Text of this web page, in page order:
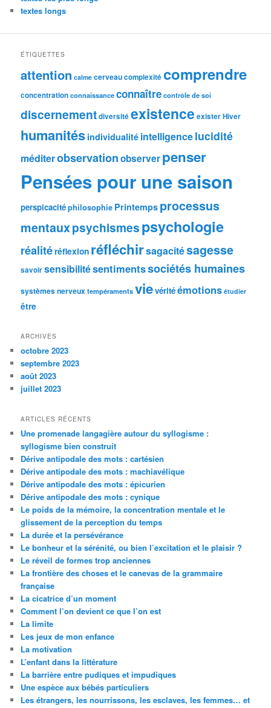
textes longs
ÉTIQUETTES
attention calme cerveaucomplexité comprendre
concentrationconnaissanceconnaîtrecontrôle de soi
discernementdiversité existence existerHiver
humanités individualité intelligencelucidité
méditerobservationobserverpenser
Pensées pour une saison
perspicacitéphilosophie Printemps processus
mentauxpsychismespsychologie
réalitéréflexion réfléchirsagacitésagesse
savoirsensibilitésentimentssociétés humaines
systèmes nerveuxtempéramentsvievéritéémotions étudier
être
ARCHIVES
octobre 2023
septembre 2023
août 2023
juillet 2023
ARTICLES RÉCENTS
Une promenade langagière autour du syllogisme :
syllogisme bien construit
Dérive antipodale des mots : cartésien
Dérive antipodale des mots : machiavélique
Dérive antipodale des mots : épicurien
Dérive antipodale des mots : cynique
Le poids de la mémoire, la concentration mentale et le
glissement de la perception du temps
La durée et la persévérance
Le bonheur et la sérénité, ou bien l’excitation et le plaisir ?
Le réveil de formes trop anciennes
La frontière des choses et le canevas de la grammaire
française
La cicatrice d’un moment
Comment l’on devient ce que l’on est
La limite
Les jeux de mon enfance
La motivation
L’enfant dans la littérature
La barrière entre pudiques et impudiques
Une espèce aux bébés particuliers
Les étrangers, les nourrissons, les esclaves, les femmes… et